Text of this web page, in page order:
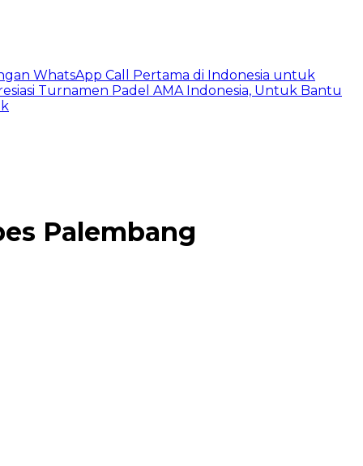
WhatsApp Call Pertama di Indonesia untuk
Turnamen Padel AMA Indonesia, Untuk Bantu
Palembang